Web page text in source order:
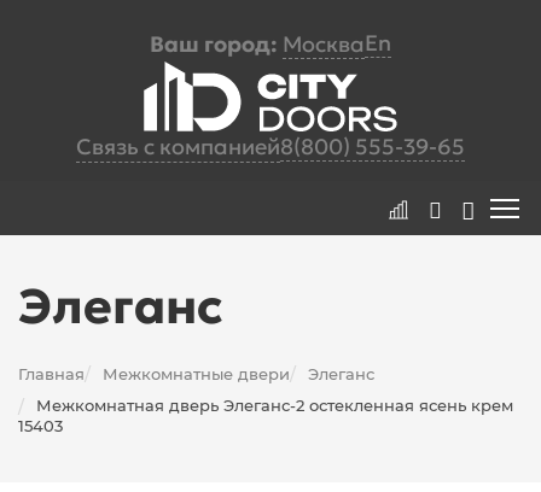
Ваш город: МоскваEn
Связь с компанией8(800) 555-39-65
Элеганс
Главная/ Межкомнатные двери/ Элеганс
/
Межкомнатная дверь Элеганс-2 остекленная ясень крем
15403